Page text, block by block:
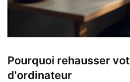
Pourquoi rehausser
d'ordinateur